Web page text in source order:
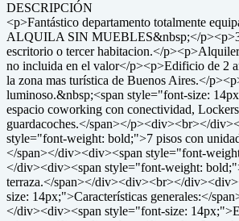
DESCRIPCIÓN
<p>Fantástico departamento totalmente
ALQUILA SIN MUEBLES&nbsp;</p><p>3
escritorio o tercer habitacion.</
no incluida en el valor</p><p>Edificio de 2
la zona mas turística de Buenos Aires.</
luminoso.&nbsp;<span style="font-size:
espacio coworking con conectividad,
guardacoches.</span></p><div><br></
style="font-weight: bold;">7 pisos con
</span></div><div><span style="font-
</div><div><span style="font-weight:
terraza.</span></div><div><br></
size: 14px;">Características generales:</
</div><div><span style="font-size: